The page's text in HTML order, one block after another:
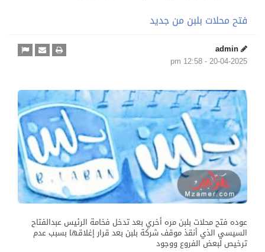
فتح محلات بلبن من جديد
admin
20-04-2025 - 12:58 pm
عوده فتح محلات بلبن مره أخري بعد تدخل فخامة الرئيس عبدالفتاح
السيسي الذي أنقذ موقف شركة بلبن بعد قرار إغلاقها بسبب عدم
ترخيص لبعض الفروع ووجود